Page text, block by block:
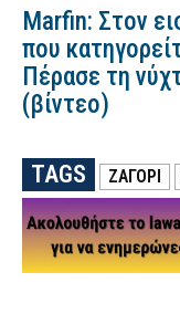
Marfin: Στον
που
Πέρασε τη
(βίντεο)
TAGS ΖΑΓΌΡΙ